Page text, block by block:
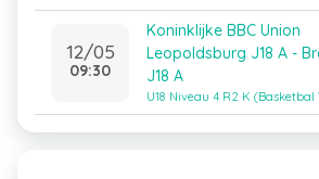
12/05
09:30
Koninklijke BBC Union
Leopoldsburg J18 A -
J18 A
U18 Niveau 4 R2 K